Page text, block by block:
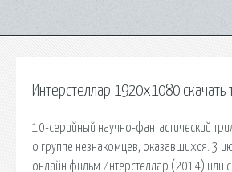
Интерстеллар 1920x1080 скачать
10-серийный научно-фантастический
о группе незнакомцев, оказавшихся. 3
онлайн фильм Интерстеллар (2014) или